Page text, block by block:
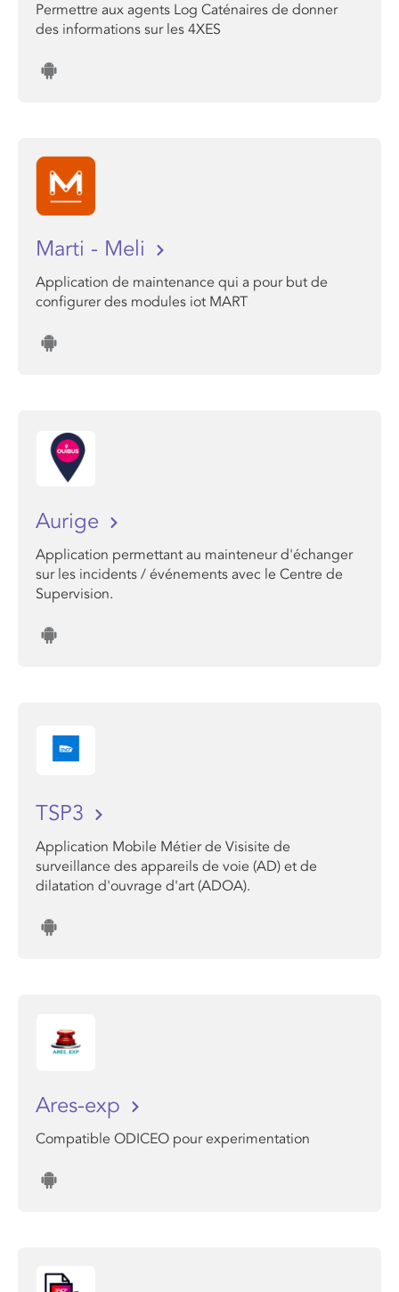
Permettre aux agents Log Caténaires de donner
des informations sur les 4XES
Marti - Meli
Application de maintenance qui a pour but de
configurer des modules iot MART
Aurige
Application permettant au mainteneur d'échanger
sur les incidents / événements avec le Centre de
Supervision.
TSP3
Application Mobile Métier de Visisite de
surveillance des appareils de voie (AD) et de
dilatation d'ouvrage d'art (ADOA).
Ares-exp
Compatible ODICEO pour experimentation